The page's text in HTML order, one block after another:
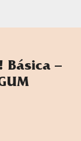
Básica –